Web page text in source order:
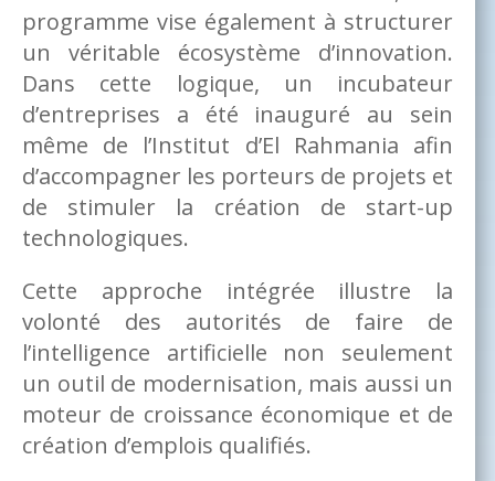
programme vise également à structurer
un véritable écosystème d’innovation.
Dans cette logique, un incubateur
d’entreprises a été inauguré au sein
même de l’Institut d’El Rahmania afin
d’accompagner les porteurs de projets et
de stimuler la création de start-up
technologiques.
Cette approche intégrée illustre la
volonté des autorités de faire de
l’intelligence artificielle non seulement
un outil de modernisation, mais aussi un
moteur de croissance économique et de
création d’emplois qualifiés.